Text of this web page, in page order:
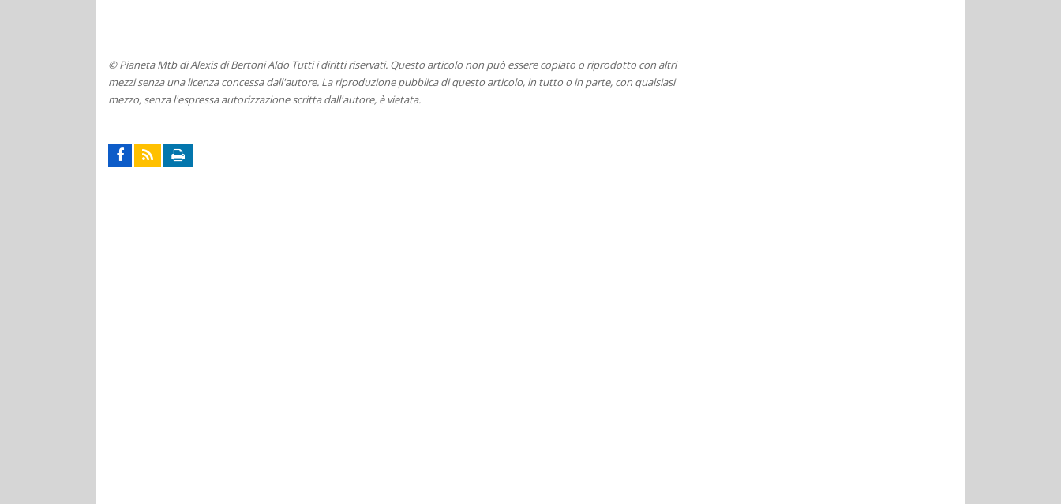
© Pianeta Mtb di Alexis di Bertoni Aldo Tutti i diritti riservati. Questo articolo non può essere copiato o riprodotto con altri
mezzi senza una licenza concessa dall'autore. La riproduzione pubblica di questo articolo, in tutto o in parte, con qualsiasi
mezzo, senza l'espressa autorizzazione scritta dall'autore, è vietata.